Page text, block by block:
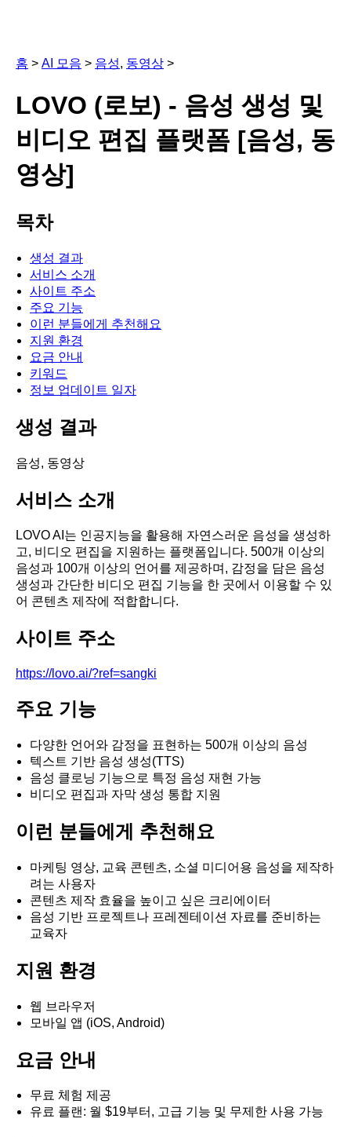
홈 > AI 모음 > 음성, 동영상 >
LOVO (로보) - 음성 생성 및
비디오 편집 플랫폼 [음성, 동
영상]
목차
생성 결과
서비스 소개
사이트 주소
주요 기능
이런 분들에게 추천해요
지원 환경
요금 안내
키워드
정보 업데이트 일자
생성 결과
음성, 동영상
서비스 소개
LOVO AI는 인공지능을 활용해 자연스러운 음성을 생성하
고, 비디오 편집을 지원하는 플랫폼입니다. 500개 이상의
음성과 100개 이상의 언어를 제공하며, 감정을 담은 음성
생성과 간단한 비디오 편집 기능을 한 곳에서 이용할 수 있
어 콘텐츠 제작에 적합합니다.
사이트 주소
https://lovo.ai/?ref=sangki
주요 기능
다양한 언어와 감정을 표현하는 500개 이상의 음성
텍스트 기반 음성 생성(TTS)
음성 클로닝 기능으로 특정 음성 재현 가능
비디오 편집과 자막 생성 통합 지원
이런 분들에게 추천해요
마케팅 영상, 교육 콘텐츠, 소셜 미디어용 음성을 제작하
려는 사용자
콘텐츠 제작 효율을 높이고 싶은 크리에이터
음성 기반 프로젝트나 프레젠테이션 자료를 준비하는
교육자
지원 환경
웹 브라우저
모바일 앱 (iOS, Android)
요금 안내
무료 체험 제공
유료 플랜: 월 $19부터, 고급 기능 및 무제한 사용 가능